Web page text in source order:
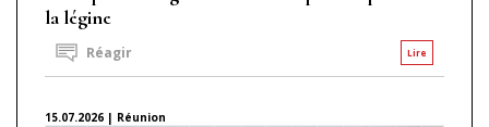
la légine
Lire
Réagir
15.07.2026 | Réunion